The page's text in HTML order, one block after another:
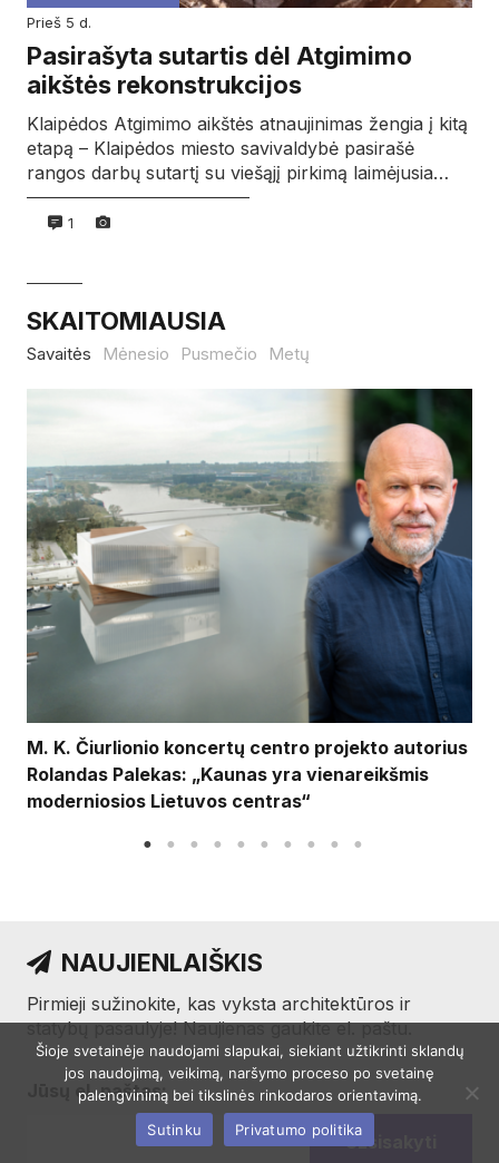
prieš 5 d.
Pasirašyta sutartis dėl Atgimimo
aikštės rekonstrukcijos
Klaipėdos Atgimimo aikštės atnaujinimas žengia į kitą
etapą – Klaipėdos miesto savivaldybė pasirašė
rangos darbų sutartį su viešąjį pirkimą laimėjusia…
1
SKAITOMIAUSIA
Savaitės Mėnesio Pusmečio Metų
M. K. Čiurlionio koncertų centro projekto autorius
Rolandas Palekas: „Kaunas yra vienareikšmis
moderniosios Lietuvos centras“
NAUJIENLAIŠKIS
Pirmieji sužinokite, kas vyksta architektūros ir
statybų pasaulyje! Naujienas gaukite el. paštu.
Jūsų el. paštas:
Šioje svetainėje naudojami slapukai, siekiant užtikrinti sklandų
jos naudojimą, veikimą, naršymo proceso po svetainę
palengvinimą bei tikslinės rinkodaros orientavimą.
Sutinku
Privatumo politika